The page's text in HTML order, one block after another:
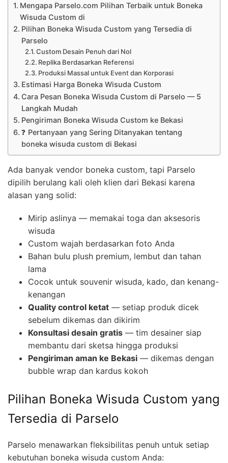
Mengapa Parselo.com Pilihan Terbaik untuk Boneka
Wisuda Custom di
Pilihan Boneka Wisuda Custom yang Tersedia di
Parselo
Custom Desain Penuh dari Nol
Replika Berdasarkan Referensi
Produksi Massal untuk Event dan Korporasi
Estimasi Harga Boneka Wisuda Custom
Cara Pesan Boneka Wisuda Custom di Parselo — 5
Langkah Mudah
Pengiriman Boneka Wisuda Custom ke Bekasi
❓ Pertanyaan yang Sering Ditanyakan tentang
boneka wisuda custom di Bekasi
Ada banyak vendor boneka custom, tapi Parselo
dipilih berulang kali oleh klien dari Bekasi karena
alasan yang solid:
Mirip aslinya — memakai toga dan aksesoris
wisuda
Custom wajah berdasarkan foto Anda
Bahan bulu plush premium, lembut dan tahan
lama
Cocok untuk souvenir wisuda, kado, dan kenang-
kenangan
Quality control ketat — setiap produk dicek
sebelum dikemas dan dikirim
Konsultasi desain gratis — tim desainer siap
membantu dari sketsa hingga produksi
Pengiriman aman ke Bekasi — dikemas dengan
bubble wrap dan kardus kokoh
Pilihan Boneka Wisuda Custom yang
Tersedia di Parselo
Parselo menawarkan fleksibilitas penuh untuk setiap
kebutuhan boneka wisuda custom Anda: